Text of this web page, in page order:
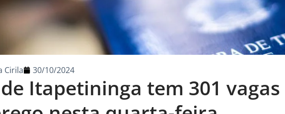
de Itapetininga tem 301
Cirila 30/10/2024